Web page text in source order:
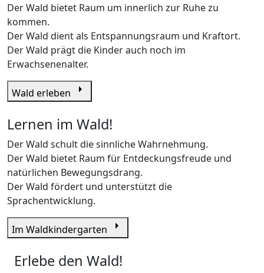
Der Wald bietet Raum um innerlich zur Ruhe zu
kommen.
Der Wald dient als Entspannungsraum und Kraftort.
Der Wald prägt die Kinder auch noch im
Erwachsenenalter.
Wald erleben arrow_right
Lernen im Wald!
Der Wald schult die sinnliche Wahrnehmung.
Der Wald bietet Raum für Entdeckungsfreude und
natürlichen Bewegungsdrang.
Der Wald fördert und unterstützt die
Sprachentwicklung.
Im Waldkindergarten arrow_right
Erlebe den Wald!